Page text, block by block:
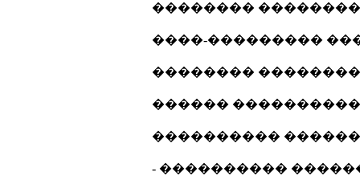
��������
����-���������
��������
������
����������
- ���������� ������